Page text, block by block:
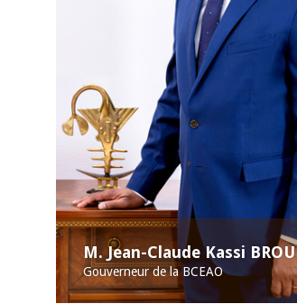
M. Jean-Claude Kassi BROU
Gouverneur de la BCEAO